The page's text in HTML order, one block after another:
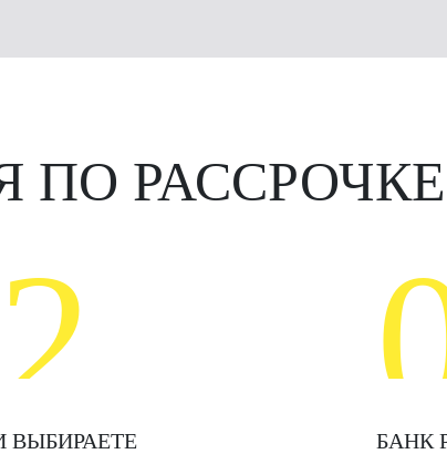
ПО РАССРОЧКЕ
БАНК